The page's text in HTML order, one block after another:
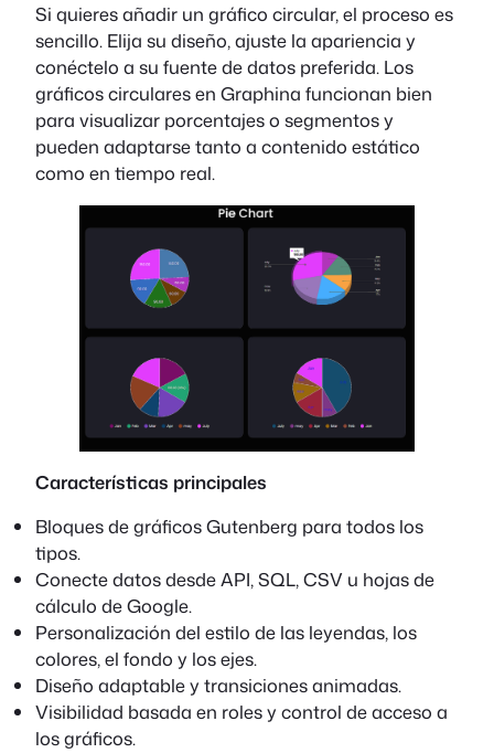
Si quieres añadir un gráfico circular, el proceso es
sencillo. Elija su diseño, ajuste la apariencia y
conéctelo a su fuente de datos preferida. Los
gráficos circulares en Graphina funcionan bien
para visualizar porcentajes o segmentos y
pueden adaptarse tanto a contenido estático
como en tiempo real.
Características principales
Bloques de gráficos Gutenberg para todos los
tipos.
Conecte datos desde API, SQL, CSV u hojas de
cálculo de Google.
Personalización del estilo de las leyendas, los
colores, el fondo y los ejes.
Diseño adaptable y transiciones animadas.
Visibilidad basada en roles y control de acceso a
los gráficos.